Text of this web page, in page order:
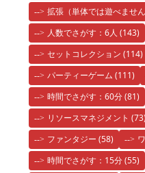
拡張（単体では遊べません
人数でさがす：6人 (143)
セットコレクション (114)
パーティーゲーム (111)
時間でさがす：60分(81)
リソースマネジメント (73)
ファンタジー (58)
時間でさがす：15分(55)